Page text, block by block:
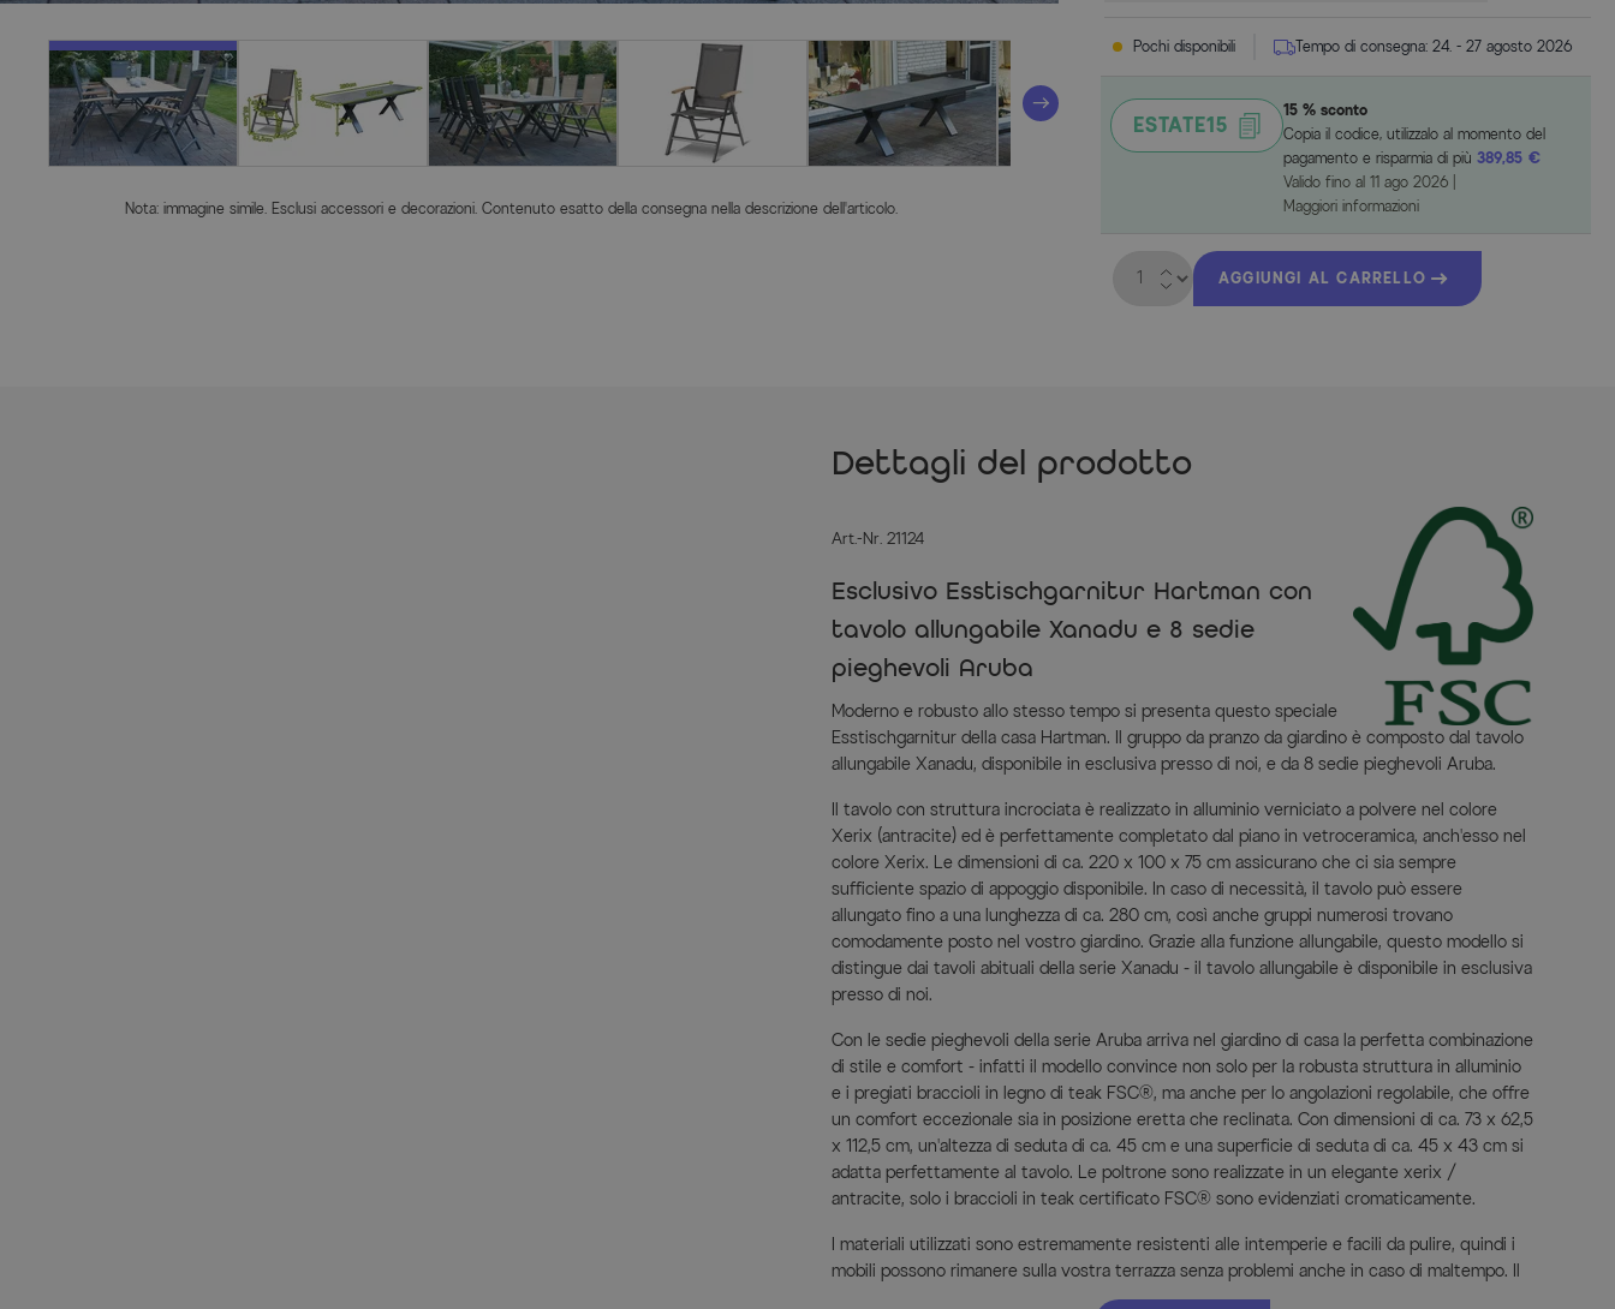
Nota: immagine simile. Esclusi accessori e decorazioni. Contenuto esatto della consegna nella descrizione dell'articolo.
Pochi disponibili Tempo di consegna: 24. - 27 agosto 2026
ESTATE15
15 % sconto
Copia il codice, utilizzalo al momento del
pagamento e risparmia di più389,85 €
Valido fino al11 ago 2026
Maggiori informazioni
AGGIUNGI AL CARRELLO
Dettagli del prodotto
Art.-Nr. 21124
Esclusivo Esstischgarnitur Hartman con
tavolo allungabile Xanadu e 8 sedie
pieghevoli Aruba
Moderno e robusto allo stesso tempo si presenta questo speciale
Esstischgarnitur della casa Hartman. Il gruppo da pranzo da giardino è composto dal tavolo
allungabile Xanadu, disponibile in esclusiva presso di noi, e da 8 sedie pieghevoli Aruba.
Il tavolo con struttura incrociata è realizzato in alluminio verniciato a polvere nel colore
Xerix (antracite) ed è perfettamente completato dal piano in vetroceramica, anch'esso nel
colore Xerix. Le dimensioni di ca. 220 x 100 x 75 cm assicurano che ci sia sempre
sufficiente spazio di appoggio disponibile. In caso di necessità, il tavolo può essere
allungato fino a una lunghezza di ca. 280 cm, così anche gruppi numerosi trovano
comodamente posto nel vostro giardino. Grazie alla funzione allungabile, questo modello si
distingue dai tavoli abituali della serie Xanadu - il tavolo allungabile è disponibile in esclusiva
presso di noi.
Con le sedie pieghevoli della serie Aruba arriva nel giardino di casa la perfetta combinazione
di stile e comfort - infatti il modello convince non solo per la robusta struttura in alluminio
e i pregiati braccioli in legno di teak FSC®, ma anche per lo angolazioni regolabile, che offre
un comfort eccezionale sia in posizione eretta che reclinata. Con dimensioni di ca. 73 x 62,5
x 112,5 cm, un'altezza di seduta di ca. 45 cm e una superficie di seduta di ca. 45 x 43 cm si
adatta perfettamente al tavolo. Le poltrone sono realizzate in un elegante xerix /
antracite, solo i braccioli in teak certificato FSC® sono evidenziati cromaticamente.
I materiali utilizzati sono estremamente resistenti alle intemperie e facili da pulire, quindi i
mobili possono rimanere sulla vostra terrazza senza problemi anche in caso di maltempo. Il
piano del tavolo in misto vetro-ceramica è resistente agli urti, ai colpi e ai tagli ed è quindi